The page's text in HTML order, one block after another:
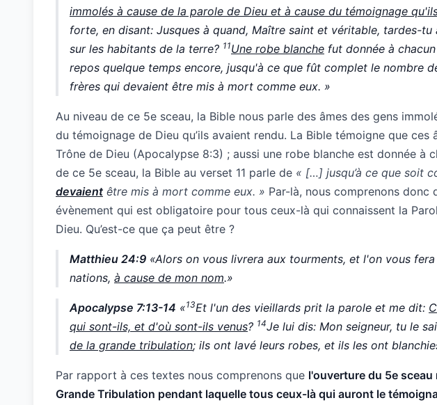
immolés à cause de la parole de Dieu et à cause du témoignage
forte, en disant: Jusques à quand, Maître saint et véritable, tardes-
sur les habitants de la terre? 11Une robe blanche fut donnée à
repos quelque temps encore, jusqu'à ce que fût complet le nombre
frères qui devaient être mis à mort comme eux. »
Au niveau de ce 5e sceau, la Bible nous parle des âmes des gens
du témoignage de Dieu qu’ils avaient rendu. La Bible témoigne que ces
Trône de Dieu (Apocalypse 8:3) ; aussi une robe blanche est donnée à
de ce 5e sceau, la Bible au verset 11 parle de « […] jusqu’à ce que soit
devaient être mis à mort comme eux. » Par-là, nous comprenons
évènement qui est obligatoire pour tous ceux-là qui connaissent la
Dieu. Qu’est-ce que ça peut être ?
Matthieu 24:9 «Alors on vous livrera aux tourments, et l'on vous
nations, à cause de mon nom.»
Apocalypse 7:13-14 «13Et l'un des vieillards prit la parole et me dit:
qui sont-ils, et d'où sont-ils venus? 14Je lui dis: Mon seigneur, tu le
de la grande tribulation; ils ont lavé leurs robes, et ils les ont
Par rapport à ces textes nous comprenons que l'ouverture du 5e sceau
Grande Tribulation pendant laquelle tous ceux-là qui auront le